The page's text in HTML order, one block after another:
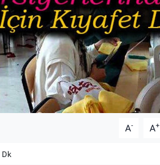
A- A+
Dk